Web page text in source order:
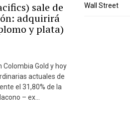
sale de
adquirirá
y plata)
Colombia Gold y hoy
actuales de
el 31,80% de la
– ex…
Wall Street